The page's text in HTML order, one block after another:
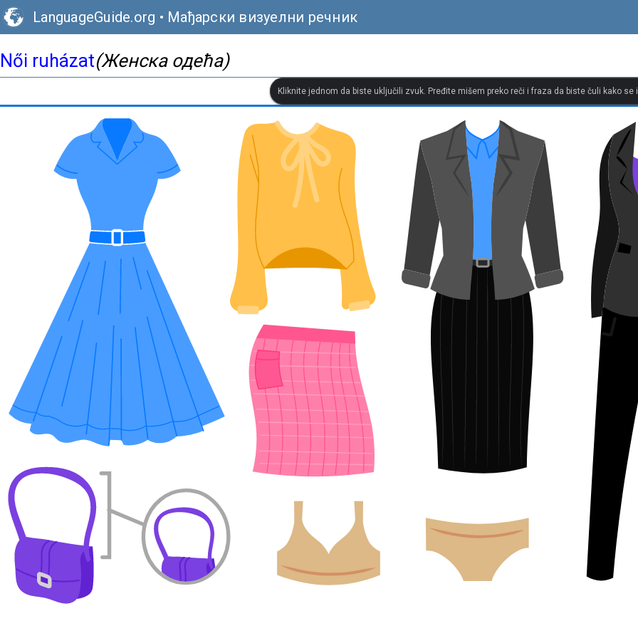
LanguageGuide.org • Мађарски визуелни речник
Női ruházat(Женска одећа)
Kliknite jednom da biste uključili zvuk. Pređite mišem preko reči i fraza da biste čuli kako se